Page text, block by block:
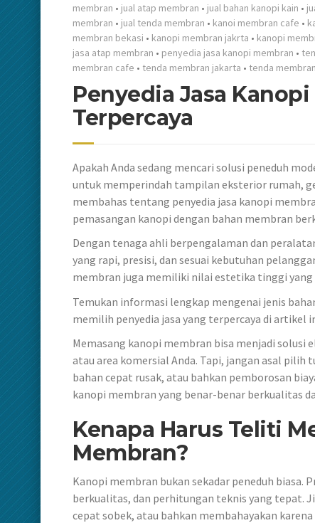
membran • jual atap membran • jual bahan kanopi kain •
membran • jual tenda membran • kanoi membran cafe •
membran bekasi • kanopi membran jakrta • kanopi
jasa atap membran • penyedia jasa kanopi membran •
membran cafe • tenda membran jakarta • tenda
Penyedia Jasa
Terpercaya
Apakah Anda sedang mencari solusi peneduh
untuk memperindah tampilan eksterior rumah,
membahas tentang penyedia jasa kanopi
pemasangan kanopi dengan bahan membran
Dengan tenaga ahli berpengalaman dan
yang rapi, presisi, dan sesuai kebutuhan
membran juga memiliki nilai estetika tinggi
Temukan informasi lengkap mengenai jenis
memilih penyedia jasa yang terpercaya di artikel
Memasang kanopi membran bisa menjadi solusi
atau area komersial Anda. Tapi, jangan asal
bahan cepat rusak, atau bahkan pemborosan
kanopi membran yang benar-benar berkualitas
Kenapa Harus Teliti
Membran?
Kanopi membran bukan sekadar peneduh biasa.
berkualitas, dan perhitungan teknis yang tepat.
cepat sobek, atau bahkan membahayakan